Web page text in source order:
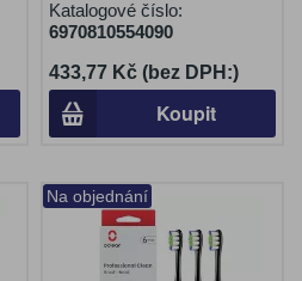
Katalogové číslo:
6970810554090
433,77 Kč (bez DPH:)
Koupit
Na objednání